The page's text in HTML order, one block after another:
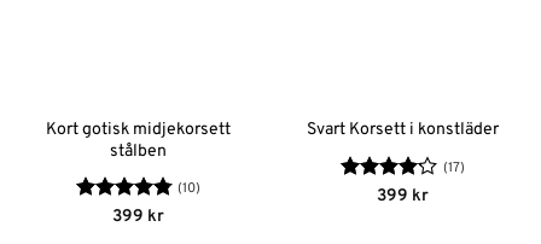
Kort gotisk midjekorsett
stålben
Betygsatt
(10)
399 kr
Svart Korsett i konstläder
Betygsatt
(17)
399 kr